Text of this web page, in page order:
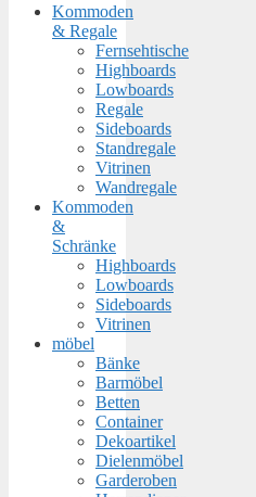
Kommoden
& Regale
Fernsehtische
Highboards
Lowboards
Regale
Sideboards
Standregale
Vitrinen
Wandregale
Kommoden
&
Schränke
Highboards
Lowboards
Sideboards
Vitrinen
möbel
Bänke
Barmöbel
Betten
Container
Dekoartikel
Dielenmöbel
Garderoben